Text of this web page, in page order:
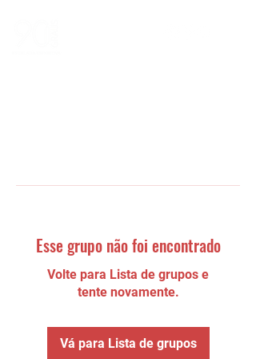
Esse grupo não foi encontrado
Volte para Lista de grupos e
tente novamente.
Vá para Lista de grupos